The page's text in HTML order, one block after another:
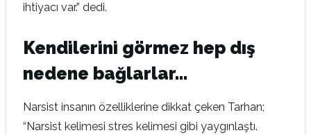
ihtiyacı var.” dedi.
Kendilerini görmez hep dış
nedene bağlarlar…
Narsist insanın özelliklerine dikkat çeken Tarhan;
“Narsist kelimesi stres kelimesi gibi yaygınlaştı.